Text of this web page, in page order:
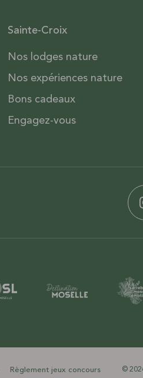
Sainte-Croix
Nos lodges nature
Nos expériences nature
Bons cadeaux
Engagez-vous
Règlement jeux concours ©